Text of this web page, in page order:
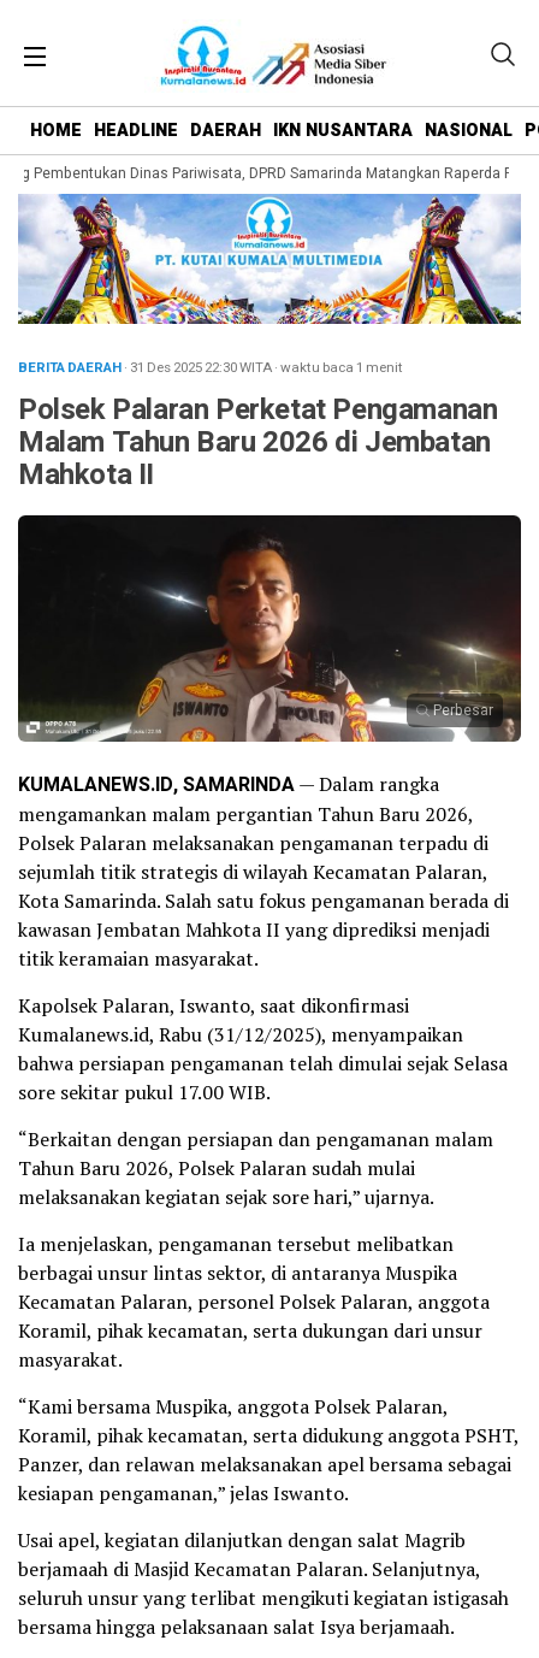
HOME HEADLINE DAERAH IKN NUSANTARA NASIONAL
Pembentukan Dinas Pariwisata, DPRD Samarinda Matangkan Raperda
BERITA DAERAH· 31 Des 202522:30WITA·waktu baca 1 menit
Polsek Palaran Perketat Pengamanan
Malam Tahun Baru 2026 di Jembatan
Mahkota II
Perbesar
KUMALANEWS.ID, SAMARINDA— Dalam rangka
mengamankan malam pergantian Tahun Baru 2026,
Polsek Palaran melaksanakan pengamanan terpadu di
sejumlah titik strategis di wilayah Kecamatan Palaran,
Kota Samarinda. Salah satu fokus pengamanan berada di
kawasan Jembatan Mahkota II yang diprediksi menjadi
titik keramaian masyarakat.
Kapolsek Palaran, Iswanto, saat dikonfirmasi
Kumalanews.id, Rabu (31/12/2025), menyampaikan
bahwa persiapan pengamanan telah dimulai sejak Selasa
sore sekitar pukul 17.00 WIB.
“Berkaitan dengan persiapan dan pengamanan malam
Tahun Baru 2026, Polsek Palaran sudah mulai
melaksanakan kegiatan sejak sore hari,” ujarnya.
Ia menjelaskan, pengamanan tersebut melibatkan
berbagai unsur lintas sektor, di antaranya Muspika
Kecamatan Palaran, personel Polsek Palaran, anggota
Koramil, pihak kecamatan, serta dukungan dari unsur
masyarakat.
“Kami bersama Muspika, anggota Polsek Palaran,
Koramil, pihak kecamatan, serta didukung anggota PSHT,
Panzer, dan relawan melaksanakan apel bersama sebagai
kesiapan pengamanan,” jelas Iswanto.
Usai apel, kegiatan dilanjutkan dengan salat Magrib
berjamaah di Masjid Kecamatan Palaran. Selanjutnya,
seluruh unsur yang terlibat mengikuti kegiatan istigasah
bersama hingga pelaksanaan salat Isya berjamaah.